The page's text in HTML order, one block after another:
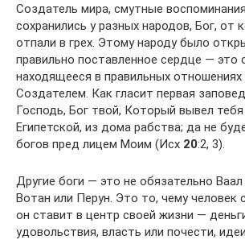
Создатель мира, смутные
сохранились у разных народов, Бог, от
отпали в грех. Этому народу было
правильно поставленное сердце — это
находящееся в правильных
Создателем. Как гласит первая
Господь, Бог твой, Который вывел
Египетской, из дома рабства; да не
богов пред лицем Моим (Исх 20:2, 3).
Другие боги — это не обязательно
Вотан или Перун. Это то, чему человек
он ставит в центр своей жизни —
удовольствия, власть или почести,